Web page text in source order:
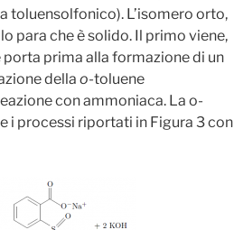
toluensolfonico). L’isomero orto,
para che è solido. Il primo viene,
prima alla formazione di un
della o-toluene
con ammoniaca. La o-
i processi riportati in Figura 3 con